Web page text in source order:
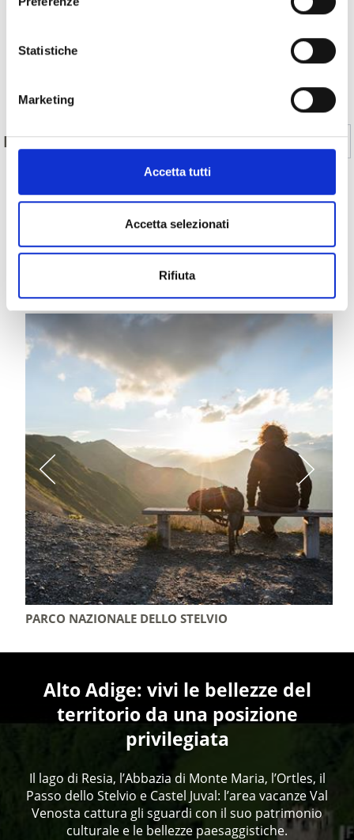
Statistiche
Marketing
Accetta tutti
Accetta selezionati
Rifiuta
IL CONTENUTO VI È STATO UTILE? Sì No
Altri link interessanti
PARCO NAZIONALE DELLO STELVIO
Alto Adige: vivi le bellezze del
territorio da una posizione
privilegiata
Il lago di Resia, l’Abbazia di Monte Maria, l’Ortles, il
Passo dello Stelvio e Castel Juval: l’area vacanze Val
Venosta cattura gli sguardi con il suo patrimonio
culturale e le bellezze paesaggistiche.